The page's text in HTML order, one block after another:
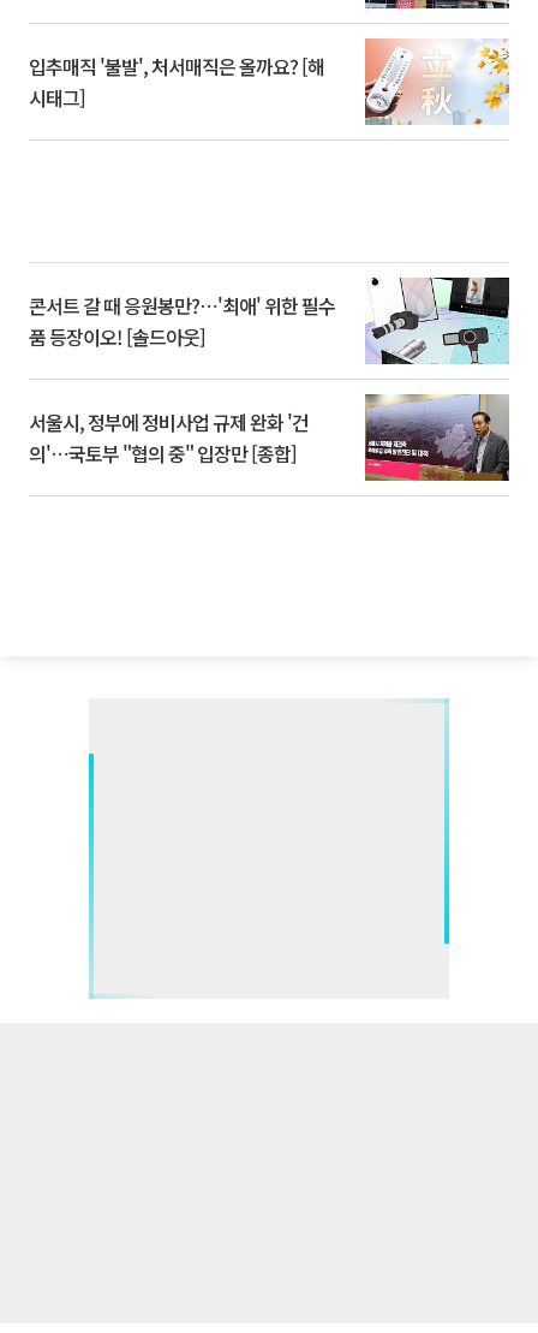
입추매직 '불발', 처서매직은 올까요? [해
시태그]
콘서트 갈 때 응원봉만?⋯'최애' 위한 필수
품 등장이오! [솔드아웃]
서울시, 정부에 정비사업 규제 완화 '건
의'⋯국토부 "협의 중" 입장만 [종합]